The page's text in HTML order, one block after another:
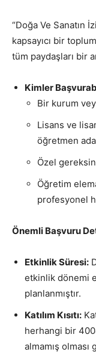
“Doğa Ve Sanatın
kapsayıcı bir
tüm paydaşları bir
Kimler
Bir kurum
Lisans ve
öğretmen
Özel
Öğretim
profesyonel
Önemli Başvuru
Etkinlik Süresi:
etkinlik dönemi
planlanmıştır.
Katılım Kısıtı:
herhangi bir
almamış